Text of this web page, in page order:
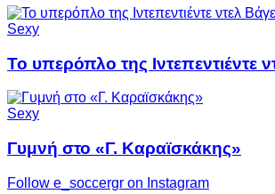
Sexy
Το υπερόπλο της Ιντεπεντιέντε
Sexy
Γυμνή στο «Γ. Καραϊσκάκης»
Follow e_soccergr on Instagram